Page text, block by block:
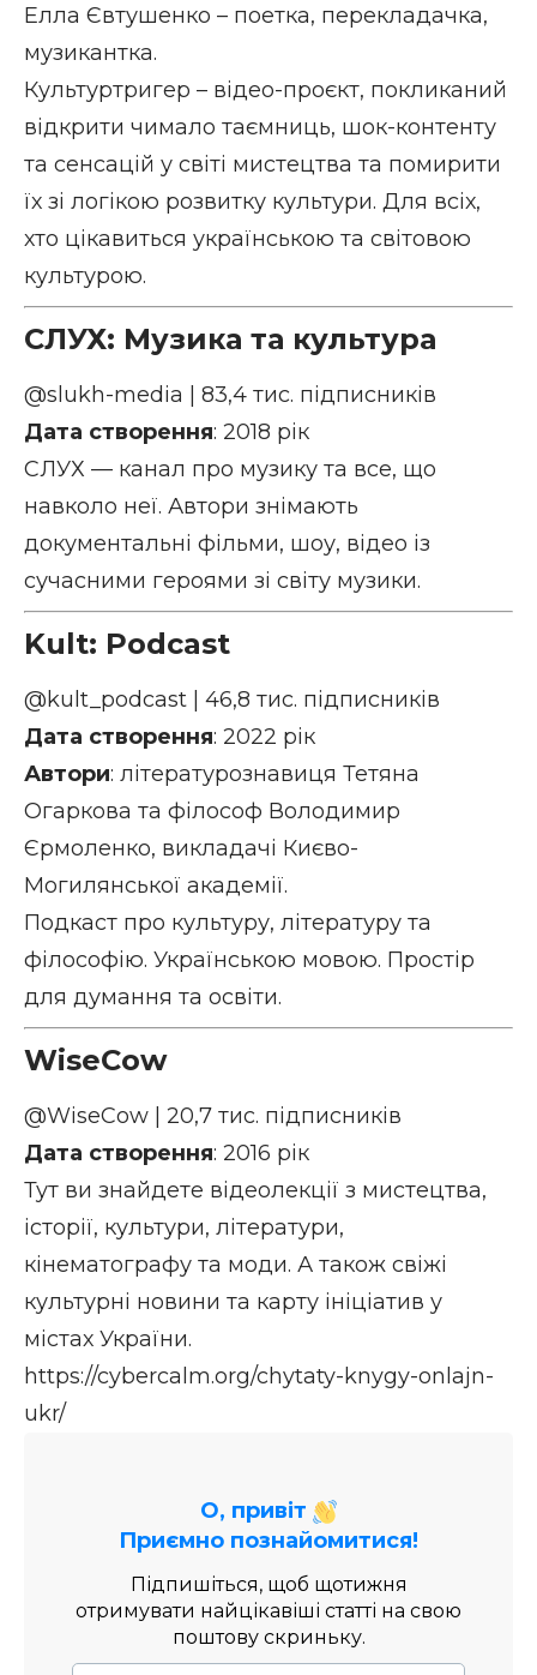
Елла Євтушенко – поетка, перекладачка,
музикантка.
Культуртригер – відео-проєкт, покликаний
відкрити чимало таємниць, шок-контенту
та сенсацій у світі мистецтва та помирити
їх зі логікою розвитку культури. Для всіх,
хто цікавиться українською та світовою
культурою.
СЛУХ: Музика та культура
@slukh-media | 83,4 тис. підписників
Дата створення: 2018 рік
СЛУХ — канал про музику та все, що
навколо неї. Автори знімають
документальні фільми, шоу, відео із
сучасними героями зі світу музики.
Kult: Podcast
@kult_podcast | 46,8 тис. підписників
Дата створення: 2022 рік
Автори: літературознавиця Тетяна
Огаркова та філософ Володимир
Єрмоленко, викладачі Києво-
Могилянської академії.
Подкаст про культуру, літературу та
філософію. Українською мовою. Простір
для думання та освіти.
WiseCow
@WiseCow | 20,7 тис. підписників
Дата створення: 2016 рік
Тут ви знайдете відеолекції з мистецтва,
історії, культури, літератури,
кінематографу та моди. А також свіжі
культурні новини та карту ініціатив у
містах України.
https://cybercalm.org/chytaty-knygy-onlajn-
ukr/
О, привіт
Приємно познайомитися!
Підпишіться, щоб щотижня
отримувати найцікавіші статті на свою
поштову скриньку.